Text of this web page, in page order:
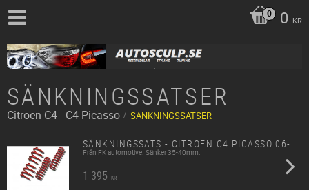
0 KR
SÄNKNINGSSATSER
Citroen C4 - C4 Picasso SÄNKNINGSSATSER
SÄNKNINGSSATS - CITROEN C4 PICASSO 06-
Från FK automotive. Sänker 35-40mm.
1 395 KR